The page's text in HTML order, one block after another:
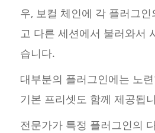
우, 보컬 체인에 각 플러그
고 다른 세션에서 불러와서
습니다.
대부분의 플러그인에는 노
기본 프리셋도 함께 제공됩
전문가가 특정 플러그인의